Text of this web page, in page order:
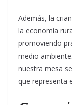
Además, la
la economía
promoviendo
medio
nuestra mesa
que representa